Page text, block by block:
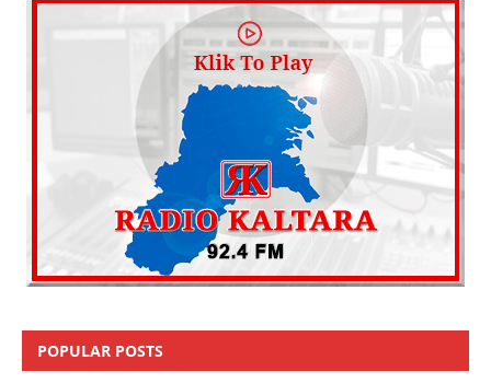
POPULAR POSTS